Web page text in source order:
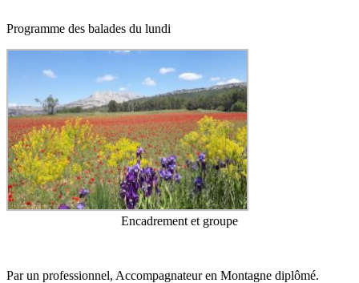
Programme des balades du lundi
Encadrement et groupe
Par un professionnel, Accompagnateur en Montagne diplômé.